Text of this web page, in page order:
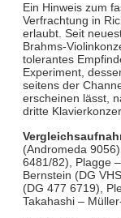
Ein Hinweis zum
Verfrachtung in
erlaubt. Seit
Brahms-
tolerantes
Experiment,
seitens der
erscheinen lässt,
dritte
(Andromeda
6481/82), Plagge
Bernstein (DG
(DG 477 6719),
Takahashi –